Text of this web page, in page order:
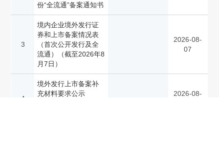
份“全流通”备案通知书
3
境内企业境外发行证
券和上市备案情况表
（首次公开发行及全
流通）（截至2026年8
月7日）
2026-08-
07
4
境外发行上市备案补
充材料要求公示
2026-08-